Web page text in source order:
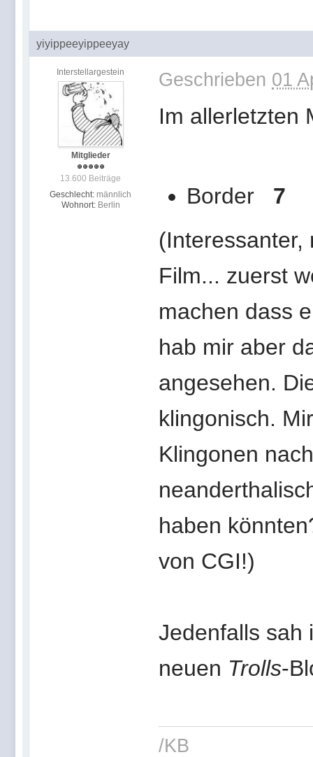
yiyippeeyippeeyay
Interstellargestein
Mitglieder
13.600 Beiträge
Geschlecht: männlich
Wohnort: Berlin
Geschrieben 01
Im allerletzten
Border 7
(Interessanter,
Film... zuerst
machen dass
hab mir aber
angesehen.
klingonisch.
Klingonen
haben
von CGI!)
Jedenfalls sah
neuen Trolls-
/KB